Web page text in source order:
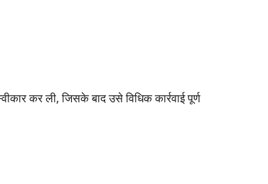
कर ली, जिसके बाद उसे विधिक कार्रवाई पूर्ण